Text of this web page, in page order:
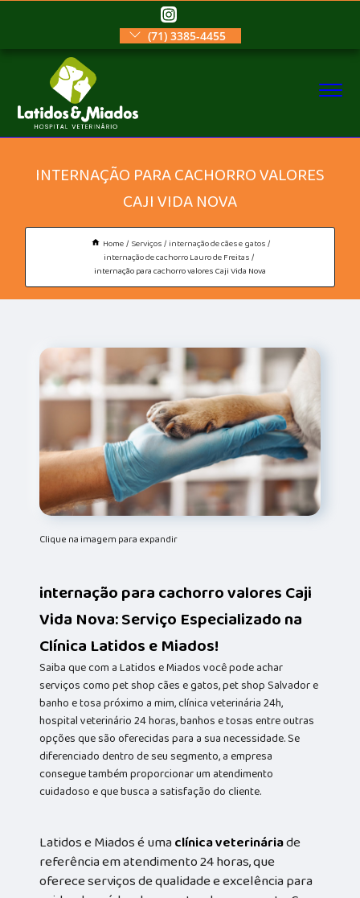
(71) 3385-4455
INTERNAÇÃO PARA CACHORRO VALORES
CAJI VIDA NOVA
Home Serviços
internação de cães e gatos
internação de cachorro Lauro de Freitas
internação para cachorro valores Caji Vida Nova
Clique na imagem para expandir
internação para cachorro valores Caji
Vida Nova: Serviço Especializado na
Clínica Latidos e Miados!
Saiba que com a Latidos e Miados você pode achar
serviços como pet shop cães e gatos, pet shop Salvador e
banho e tosa próximo a mim, clínica veterinária 24h,
hospital veterinário 24 horas, banhos e tosas entre outras
opções que são oferecidas para a sua necessidade. Se
diferenciado dentro de seu segmento, a empresa
consegue também proporcionar um atendimento
cuidadoso e que busca a satisfação do cliente.
Latidos e Miados é umaclínica veterináriade
referência em atendimento 24 horas, que
oferece serviços de qualidade e excelência para